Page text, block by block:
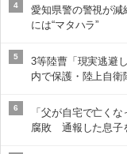
4
愛知県警の警視が
には“マタハラ”
5
3等陸曹「現実逃避
内で保護・陸上自衛
6
「父が自宅で亡く
腐敗 通報した息子